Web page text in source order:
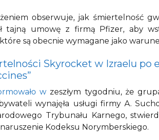
obserwuje, jak śmiertelność
tajną umowę z firmą Pfizer, aby
są obecnie wymagane jako
Skyrocket w Izraelu po
w zeszłym tygodniu, że
wynajęła usługi firmy A.
Trybunału Karnego,
Kodeksu Norymberskiego.